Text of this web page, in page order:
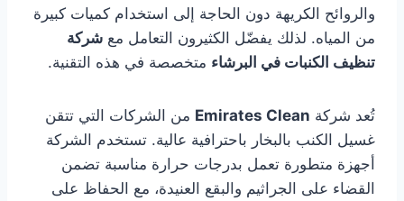
والروائح الكريهة دون الحاجة إلى استخدام كميات كبيرة
من المياه. لذلك يفضّل الكثيرون التعامل مع شركة
تنظيف الكنبات في البرشاء متخصصة في هذه التقنية.
تُعد شركة Emirates Clean من الشركات التي تتقن
غسيل الكنب بالبخار باحترافية عالية. تستخدم الشركة
أجهزة متطورة تعمل بدرجات حرارة مناسبة تضمن
القضاء على الجراثيم والبقع العنيدة، مع الحفاظ على